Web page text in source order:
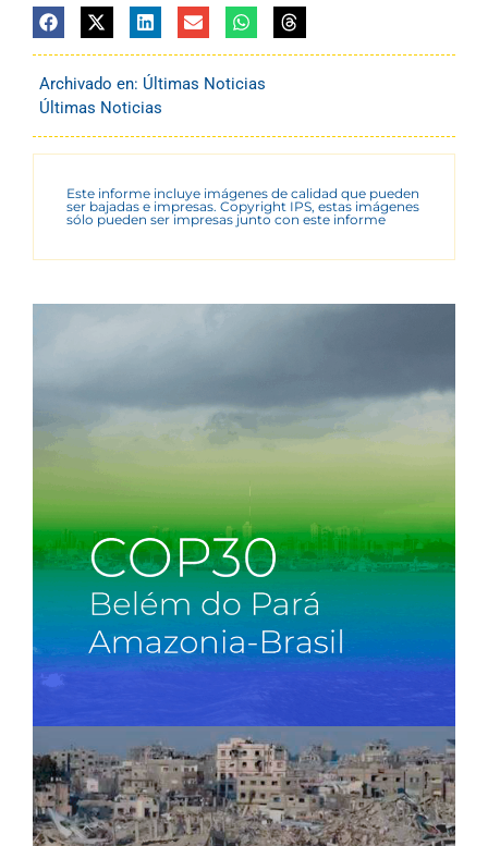
Archivado en: Últimas Noticias
Últimas Noticias
Este informe incluye imágenes de calidad que pueden
ser bajadas e impresas. Copyright IPS, estas imágenes
sólo pueden ser impresas junto con este informe